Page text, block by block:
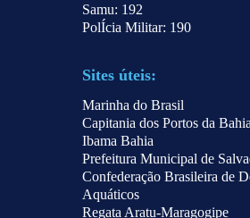
Samu: 192
PolÍcia Militar: 190
Sites úteis:
Marinha do Brasil
Capitania dos Portos da Bahia
Ibama Bahia
Prefeitura Municipal de
Confederação Brasileira de
Aquáticos
Regata Aratu-Maragogipe